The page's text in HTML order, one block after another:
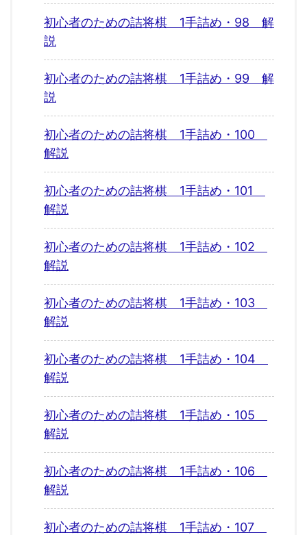
初心者のための詰将棋 1手詰め・98 解
説
初心者のための詰将棋 1手詰め・99 解
説
初心者のための詰将棋 1手詰め・100
解説
初心者のための詰将棋 1手詰め・101
解説
初心者のための詰将棋 1手詰め・102
解説
初心者のための詰将棋 1手詰め・103
解説
初心者のための詰将棋 1手詰め・104
解説
初心者のための詰将棋 1手詰め・105
解説
初心者のための詰将棋 1手詰め・106
解説
初心者のための詰将棋 1手詰め・107